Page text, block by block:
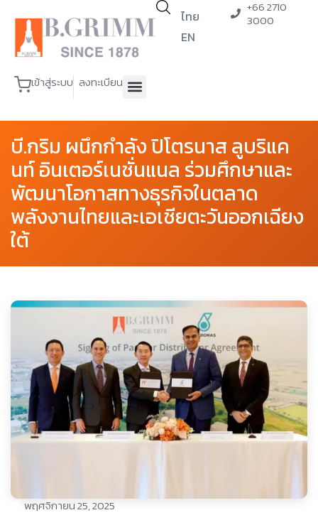
ไทย
EN
+66 2710
3000
เข้าสู่ระบบ ลงทะเบียน
บี.กริม ผนึกกำลัง ปิโตรนาส ลูบริแค
นท์ อินเตอร์เนชั่นแนล ร่วมศึกษาและ
พัฒนาโอกาสทางธุรกิจในตลาด
พลังงานไทยและเอเชียตะวันออกเฉียง
ใต้
พฤศจิกายน 25, 2025